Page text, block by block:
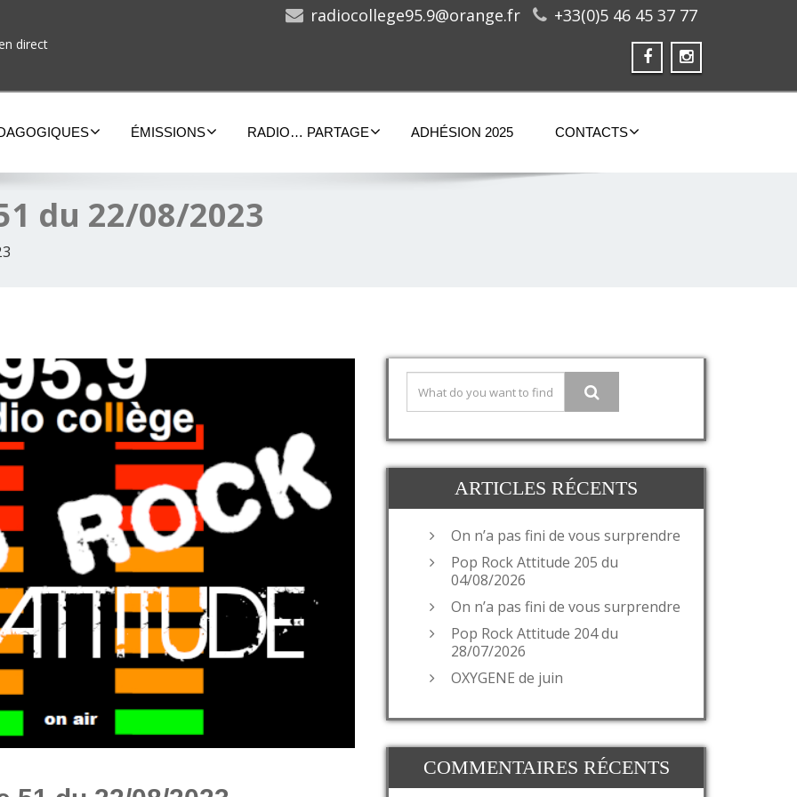
direct
radiocollege95.9@orange.fr +33(0)5 46 45 37 77
ÉMISSIONS RADIO… PARTAGE ADHÉSION 2025 CONTACTS
du 22/08/2023
ARTICLES RÉCENTS
On n’a pas fini de vous surprendre
Pop Rock Attitude 205 du
04/08/2026
On n’a pas fini de vous surprendre
Pop Rock Attitude 204 du
28/07/2026
OXYGENE de juin
COMMENTAIRES RÉCENTS